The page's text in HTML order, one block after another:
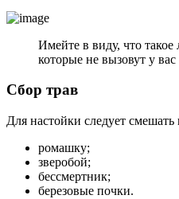
Имейте в виду, что
которые не вызовут у
Сбор трав
Для настойки следует
ромашку;
зверобой;
бессмертник;
березовые почки.